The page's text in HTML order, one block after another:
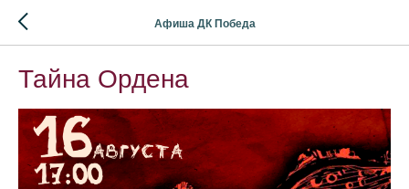
Афиша ДК Победа
Тайна Ордена